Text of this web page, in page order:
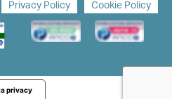
Privacy Policy Cookie Policy
privacy